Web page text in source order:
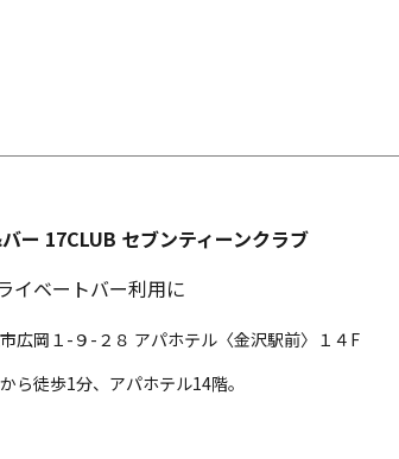
ー 17CLUB セブンティーンクラブ
イベートバー利用に
広岡１-９-２８ アパホテル〈金沢駅前〉１４F
ら徒歩1分、アパホテル14階。